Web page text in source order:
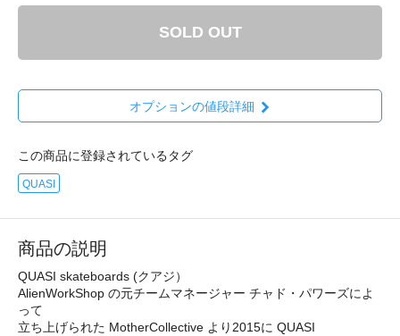
SOLD OUT
オプションの値段詳細
この商品に登録されているタグ
QUASI
商品の説明
QUASI skateboards (クアジ）
AlienWorkShop の元チームマネージャー チャド・パワーズによ
って
立ち上げられた MotherCollective より2015に QUASI